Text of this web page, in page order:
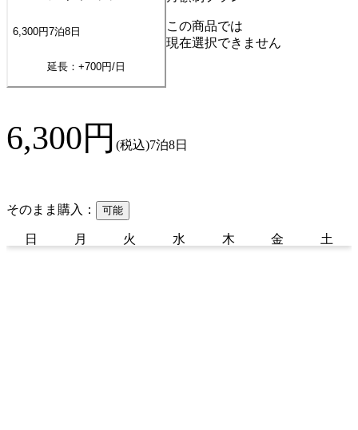
6,300円7泊8日
延長：+700円/日
この商品では
現在選択できません
6,300円 (税込)7泊8日
そのまま購入： 可能
日 月 火 水 木 金 土